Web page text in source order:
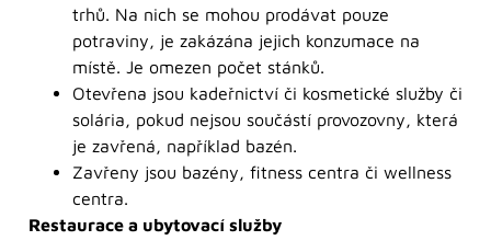
trhů. Na nich se mohou prodávat pouze
potraviny, je zakázána jejich konzumace na
místě. Je omezen počet stánků.
Otevřena jsou kadeřnictví či kosmetické služby či
solária, pokud nejsou součástí provozovny, která
je zavřená, například bazén.
Zavřeny jsou bazény, fitness centra či wellness
centra.
Restaurace a ubytovací služby